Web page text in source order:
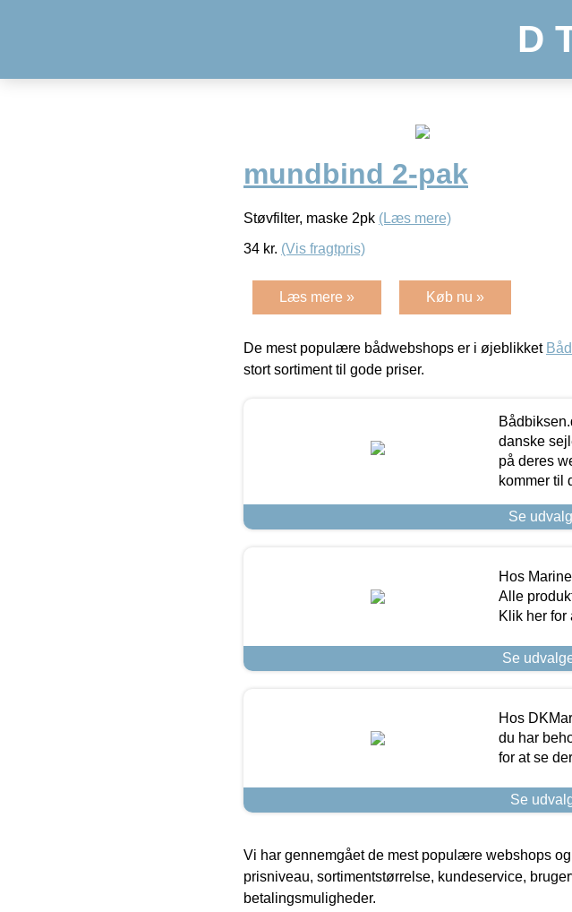
D
mundbind 2-pak
Støvfilter, maske 2pk (Læs mere)
34 kr. (Vis fragtpris)
Læs mere » Køb nu »
De mest populære bådwebshops er i øjeblikket
stort sortiment til gode priser.
danske
på deres
kommer til
Se
Hos
Alle
Klik her for
Se
Hos
du har
for at se
Se
Vi har gennemgået de mest populære webshops
prisniveau, sortimentstørrelse, kundeservice,
betalingsmuligheder.